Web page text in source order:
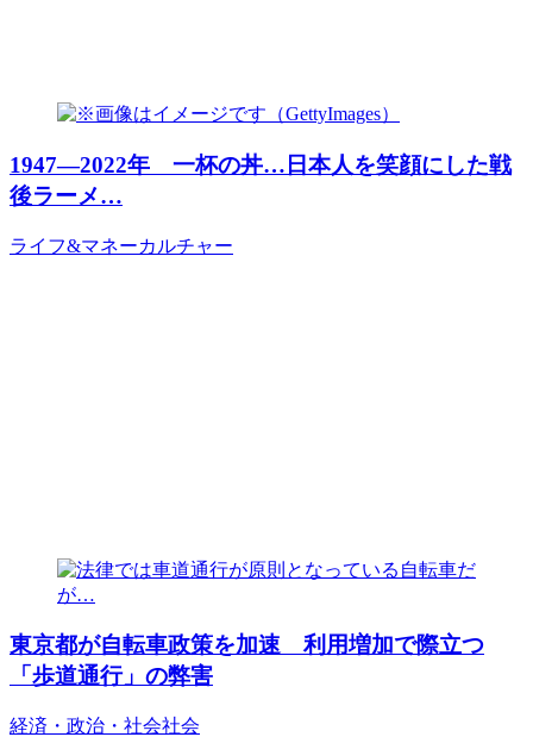
1947―2022年 一杯の丼…日本人を笑顔にした戦
後ラーメ…
ライフ&マネーカルチャー
東京都が自転車政策を加速 利用増加で際立つ
「歩道通行」の弊害
経済・政治・社会社会